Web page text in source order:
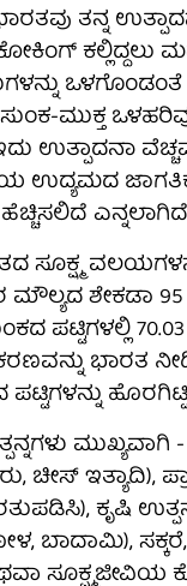
ತನ್ನ
ಕಲ್ಲಿದ್ದಲು
ಮುಕ್ತ
ಉತ್ಪಾದನಾ
ಉದ್ಯಮದ
ಹೆಚ್ಚಿಸಲಿದೆ
ಸೂಕ್ಷ್ಮ
ಮೌಲ್ಯದ ಶೇಕಡಾ 95
ಪಟ್ಟಿಗಳಲ್ಲಿ 70.03
ಭಾರತ
ಪಟ್ಟಿಗಳನ್ನು
ಮುಖ್ಯವಾಗಿ -
ಚೀಸ್ ಇತ್ಯಾದಿ),
ಕೃಷಿ
ಬಾದಾಮಿ), ಸಕ್ಕರೆ,
ಸೂಕ್ಷ್ಮಜೀವಿಯ